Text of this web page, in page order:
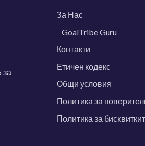
за
За Нас
GoalTribe Guru
Контакти
Етичен кодекс
Общи условия
Политика за
Политика за